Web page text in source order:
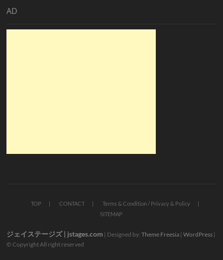
AD
TOP CONTACT
Terms & Condition / Privacy & Policy
SITEMAP
ジェイステージズ | jstages.com | Designed by:Theme Freesia |WordPress |
© Copyright All right reserved